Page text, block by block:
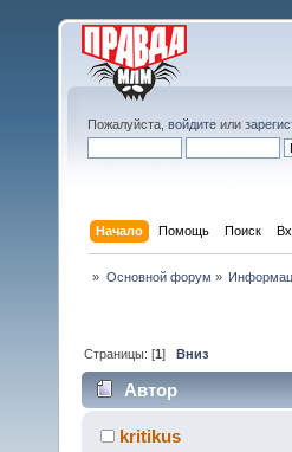
Пожалуйста, войдите или
Начало Помощь Поиск
» Основной форум »
Страницы: [1]Вниз
Автор
kritikus